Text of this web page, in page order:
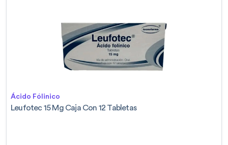
Ácido Fólinico
Leufotec 15 Mg Caja Con 12 Tabletas